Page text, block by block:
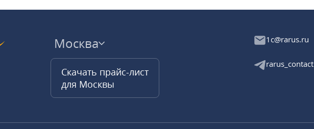
Москва
Скачать прайс-лист
для Москвы
1c@rarus.ru
rarus_contact